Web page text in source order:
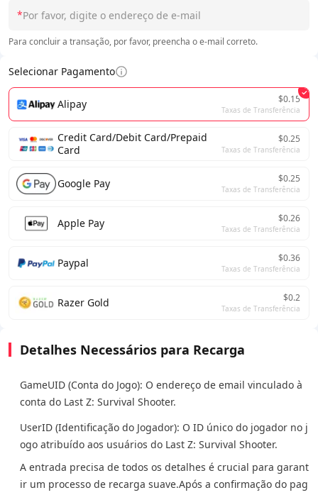
*
Para concluir a transação, por favor, preencha o e-mail correto.
Selecionar Pagamento
Alipay $0.15
Taxas de Transferência
Credit Card/Debit Card/Prepaid
Card
$0.25
Taxas de Transferência
Google Pay $0.25
Taxas de Transferência
Apple Pay $0.26
Taxas de Transferência
Paypal $0.36
Taxas de Transferência
Razer Gold $0.2
Taxas de Transferência
Detalhes Necessários para Recarga
GameUID (Conta do Jogo): O endereço de email vinculado à
conta do Last Z: Survival Shooter.
UserID (Identificação do Jogador): O ID único do jogador no j
ogo atribuído aos usuários do Last Z: Survival Shooter.
A entrada precisa de todos os detalhes é crucial para garant
ir um processo de recarga suave.Após a confirmação do pag